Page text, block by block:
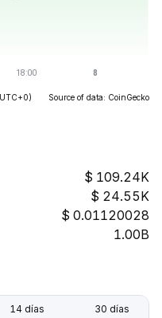
Source of data: CoinGecko
109.24K
24.55K
0.01120028
1.00B
14 días 30 días